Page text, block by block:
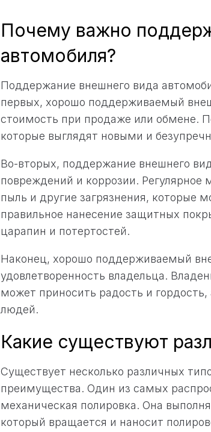
Почему важно
автомобиля?
Поддержание внешнего вида
первых, хорошо поддерживаемый
стоимость при продаже или обмене.
которые выглядят новыми и
Во-вторых, поддержание внешнего
повреждений и коррозии. Регулярное
пыль и другие загрязнения, которые
правильное нанесение защитных
царапин и потертостей.
Наконец, хорошо поддерживаемый
удовлетворенность владельца.
может приносить радость и
людей.
Какие существуют
Существует несколько различных
преимущества. Один из самых
механическая полировка. Она
который вращается и наносит